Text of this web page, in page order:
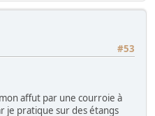
#53
affut par une courroie à
je pratique sur des étangs